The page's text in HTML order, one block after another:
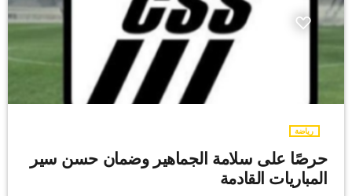
رياضة
حرصًا على سلامة الجماهير وضمان حسن سير
المباريات القادمة